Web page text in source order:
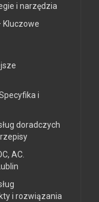
i narzędzia
Kluczowe
i
doradczych
AC.
i rozwiązania